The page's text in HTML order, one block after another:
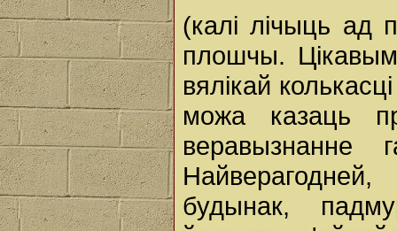
(калі лічыць ад
плошчы.
вялікай
можа казаць
веравызнанне
будынак,